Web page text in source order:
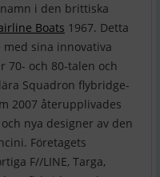
i den brittiska
Boats 1967. Detta
sina innovativa
70- och 80-talen och
Squadron flybridge-
2007 återupplivades
nya designer av den
Företagets
F//LINE, Targa,